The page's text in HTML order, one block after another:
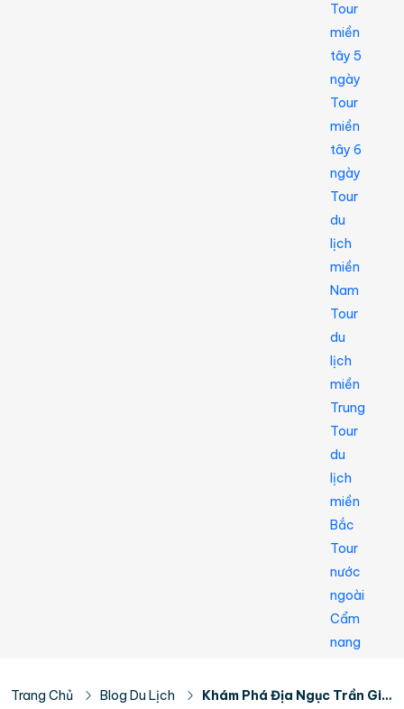
Tour
miền
tây 5
ngày
Tour
miền
tây 6
ngày
Tour
du
lịch
miền
Nam
Tour
du
lịch
miền
Trung
Tour
du
lịch
miền
Bắc
Tour
nước
ngoài
Cẩm
nang
Trang Chủ Blog Du Lịch Khám Phá Địa Ngục Trần Gian Côn Sơn